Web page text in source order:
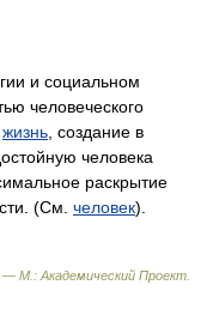
и социальном
человеческого
жизнь , создание в
человека
раскрытие
(См. человек).
М.: Академический Проект